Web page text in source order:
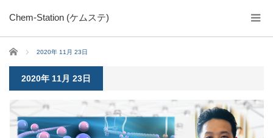
Chem-Station (ケムステ)
ホーム 2020年 11月 23日
2020年 11月 23日